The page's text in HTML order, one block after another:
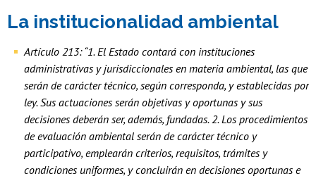
La institucionalidad ambiental
Artículo 213: “1. El Estado contará con instituciones
administrativas y jurisdiccionales en materia ambiental, las que
serán de carácter técnico, según corresponda, y establecidas por
ley. Sus actuaciones serán objetivas y oportunas y sus
decisiones deberán ser, además, fundadas. 2. Los procedimientos
de evaluación ambiental serán de carácter técnico y
participativo, emplearán criterios, requisitos, trámites y
condiciones uniformes, y concluirán en decisiones oportunas e